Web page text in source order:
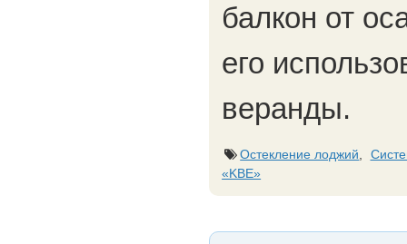
балкон от
его
веранды.
Остекление лоджий
«KBE»